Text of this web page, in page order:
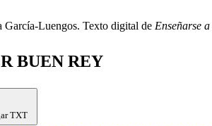
Luengos. Texto digital de Enseñarse
BUEN REY
TXT